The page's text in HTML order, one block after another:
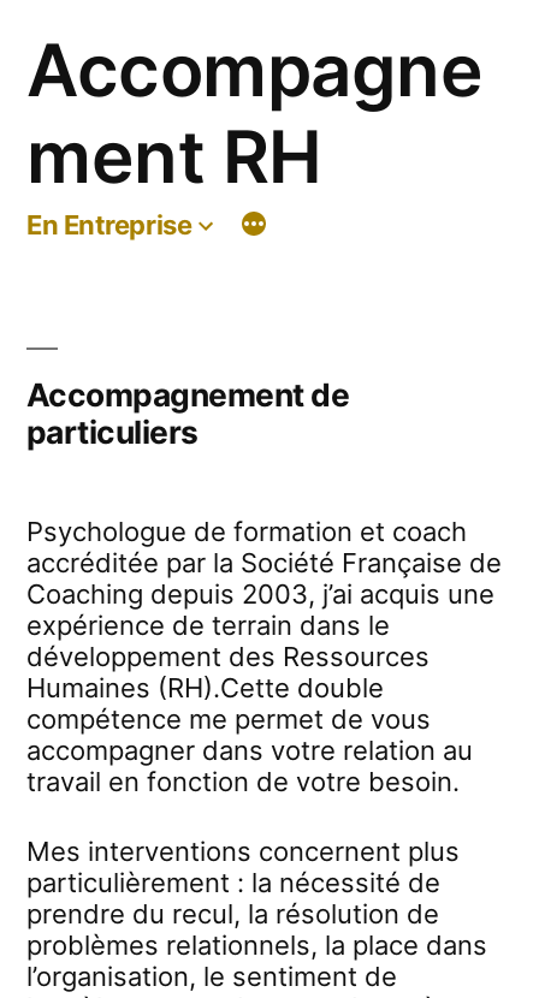
contenu
Accompagne
ment RH
En Entreprise
Accompagnement de
particuliers
Psychologue de formation et coach
accréditée par la Société Française de
Coaching depuis 2003, j’ai acquis une
expérience de terrain dans le
développement des Ressources
Humaines (RH).Cette double
compétence me permet de vous
accompagner dans votre relation au
travail en fonction de votre besoin.
Mes interventions concernent plus
particulièrement : la nécessité de
prendre du recul, la résolution de
problèmes relationnels, la place dans
l’organisation, le sentiment de